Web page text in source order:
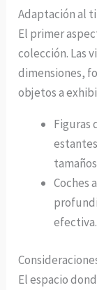
Adaptación al
El primer
colección. Las
dimensiones,
objetos a
Figuras
Coches
efectiva.
El espacio